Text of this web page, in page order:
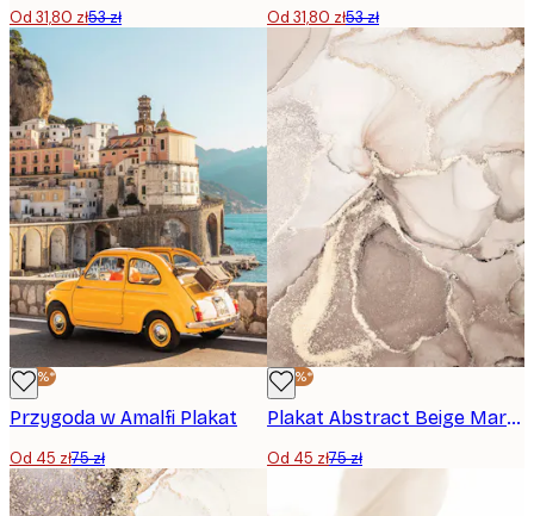
Od 31,80 zł53 zł Od 31,80 zł53 zł
-40%*
Przygoda w Amalfi Plakat
Od 45 zł75 zł
-40%*
Plakat Abstract Beige Marble No2
Od 45 zł75 zł